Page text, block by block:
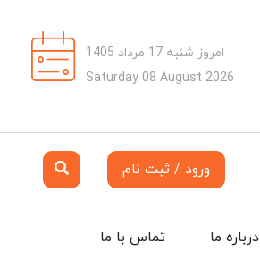
امروز شنبه 17 مرداد 1405
Saturday 08 August 2026
ورود / ثبت نام
تماس با ما درباره ما